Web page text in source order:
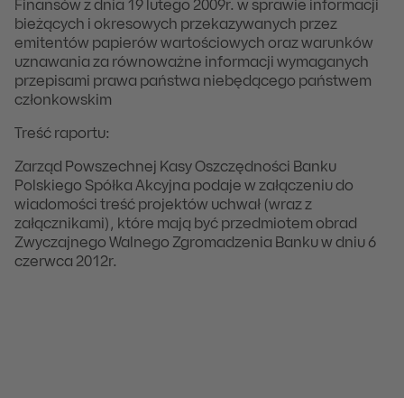
Finansów z dnia 19 lutego 2009r. w sprawie informacji
bieżących i okresowych przekazywanych przez
emitentów papierów wartościowych oraz warunków
uznawania za równoważne informacji wymaganych
przepisami prawa państwa niebędącego państwem
członkowskim
Treść raportu:
Zarząd Powszechnej Kasy Oszczędności Banku
Polskiego Spółka Akcyjna podaje w załączeniu do
wiadomości treść projektów uchwał (wraz z
załącznikami), które mają być przedmiotem obrad
Zwyczajnego Walnego Zgromadzenia Banku w dniu 6
czerwca 2012r.